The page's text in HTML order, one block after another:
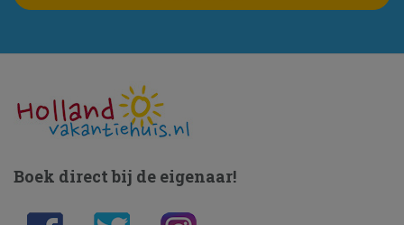
Boek direct bij de eigenaar!